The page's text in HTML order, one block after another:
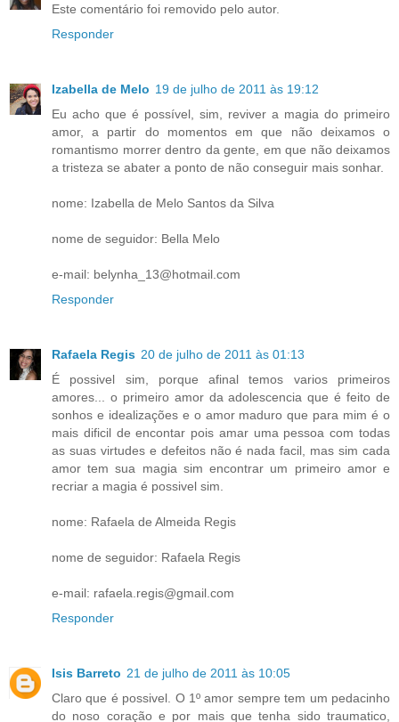
Este comentário foi removido pelo autor.
Responder
Izabella de Melo 19 de julho de 2011 às 19:12
Eu acho que é possível, sim, reviver a magia do primeiro
amor, a partir do momentos em que não deixamos o
romantismo morrer dentro da gente, em que não deixamos
a tristeza se abater a ponto de não conseguir mais sonhar.
nome: Izabella de Melo Santos da Silva
nome de seguidor: Bella Melo
e-mail: belynha_13@hotmail.com
Responder
Rafaela Regis 20 de julho de 2011 às 01:13
É possivel sim, porque afinal temos varios primeiros
amores... o primeiro amor da adolescencia que é feito de
sonhos e idealizações e o amor maduro que para mim é o
mais dificil de encontar pois amar uma pessoa com todas
as suas virtudes e defeitos não é nada facil, mas sim cada
amor tem sua magia sim encontrar um primeiro amor e
recriar a magia é possivel sim.
nome: Rafaela de Almeida Regis
nome de seguidor: Rafaela Regis
e-mail: rafaela.regis@gmail.com
Responder
Isis Barreto 21 de julho de 2011 às 10:05
Claro que é possivel. O 1º amor sempre tem um pedacinho
do noso coração e por mais que tenha sido traumatico,